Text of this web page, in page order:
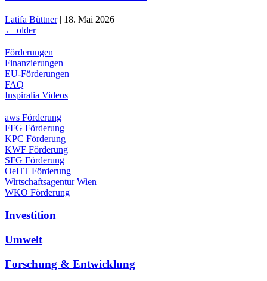
Latifa Büttner | 18. Mai 2026
Beitragsnavigation
← older
Förderungen
Finanzierungen
EU-Förderungen
FAQ
Inspiralia Videos
aws Förderung
FFG Förderung
KPC Förderung
KWF Förderung
SFG Förderung
OeHT Förderung
Wirtschaftsagentur Wien
WKO Förderung
Investition
Umwelt
Forschung & Entwicklung